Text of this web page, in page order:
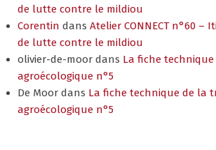
de lutte contre le mildiou
Corentin dans Atelier CONNECT n°60 –
de lutte contre le mildiou
olivier-de-moor dans La fiche
agroécologique n°5
De Moor dans La fiche technique de la
agroécologique n°5